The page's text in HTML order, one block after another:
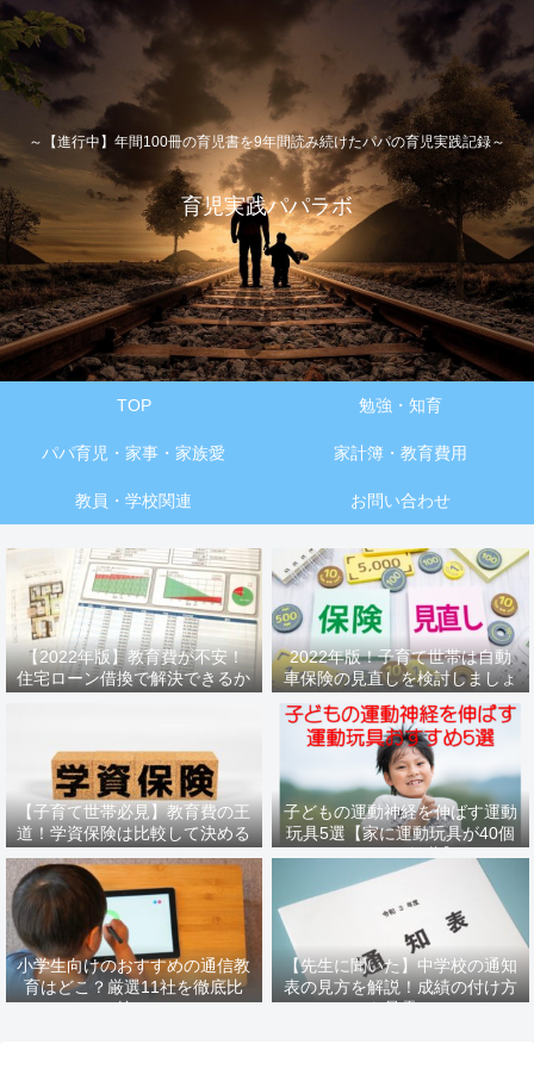
～【進行中】年間100冊の育児書を9年間読み続けたパパの育児実践記録～
育児実践パパラボ
TOP 勉強・知育
パパ育児・家事・家族愛 家計簿・教育費用
教員・学校関連 お問い合わせ
【2022年版】教育費が不安！
住宅ローン借換で解決できるか
2022年版！子育て世帯は自動
車保険の見直しを検討しましょ
【子育て世帯必見】教育費の王
道！学資保険は比較して決める
べき
子どもの運動神経を伸ばす運動
玩具5選【家に運動玩具が40個
あるパパ推薦】
小学生向けのおすすめの通信教
育はどこ？厳選11社を徹底比
較！
【先生に聞いた】中学校の通知
表の見方を解説！成績の付け方
も暴露！